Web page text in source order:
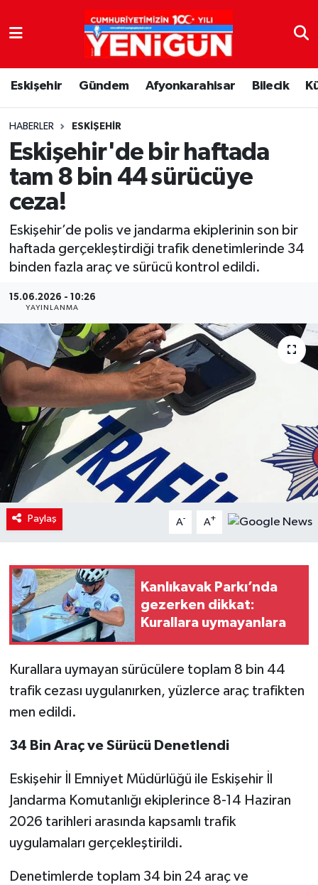
Eskişehir Gündem Afyonkarahisar Bilecik
HABERLER ESKIŞEHIR
Eskişehir'de bir haftada
tam 8 bin 44 sürücüye
ceza!
Eskişehir’de polis ve jandarma ekiplerinin son bir
haftada gerçekleştirdiği trafik denetimlerinde 34
binden fazla araç ve sürücü kontrol edildi.
15.06.2026 - 10:26
YAYINLANMA
Paylaş A- A+
Kanlıkavak Parkı’nda
gezerken dikkat:
Kurallara uymayanlara
Kurallara uymayan sürücülere toplam 8 bin 44
trafik cezası uygulanırken, yüzlerce araç trafikten
men edildi.
34 Bin Araç ve Sürücü Denetlendi
Eskişehir İl Emniyet Müdürlüğü ile Eskişehir İl
Jandarma Komutanlığı ekiplerince 8-14 Haziran
2026 tarihleri arasında kapsamlı trafik
uygulamaları gerçekleştirildi.
Denetimlerde toplam 34 bin 24 araç ve
Nöbetçi Eczaneler
Hava Durumu
Trafik Durumu
Süper Lig Puan Durumu ve Fikstür
Tüm Manşetler
Son Dakika Haberleri
Haber Arşivi